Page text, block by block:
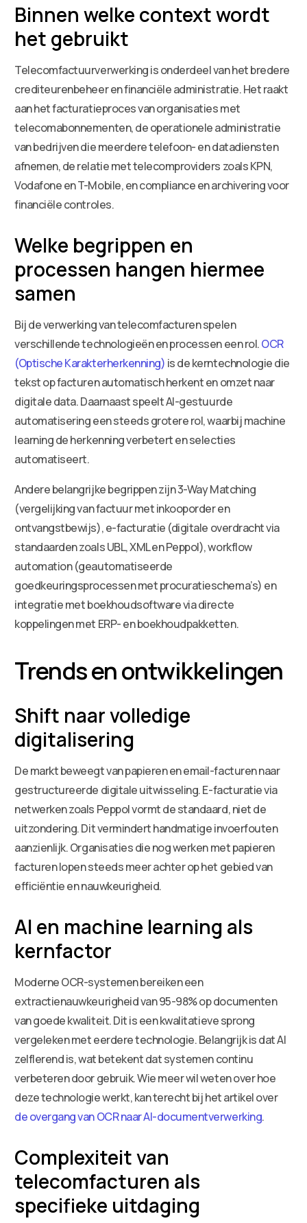
Binnen welke context wordt
het gebruikt
Telecomfactuurverwerking is onderdeel van het bredere
crediteurenbeheer en financiële administratie. Het raakt
aan het facturatieproces van organisaties met
telecomabonnementen, de operationele administratie
van bedrijven die meerdere telefoon- en datadiensten
afnemen, de relatie met telecomproviders zoals KPN,
Vodafone en T-Mobile, en compliance en archivering voor
financiële controles.
Welke begrippen en
processen hangen hiermee
samen
Bij de verwerking van telecomfacturen spelen
verschillende technologieën en processen een rol.OCR
(Optische Karakterherkenning) is de kerntechnologie die
tekst op facturen automatisch herkent en omzet naar
digitale data. Daarnaast speelt AI-gestuurde
automatisering een steeds grotere rol, waarbij machine
learning de herkenning verbetert en selecties
automatiseert.
Andere belangrijke begrippen zijn 3-Way Matching
(vergelijking van factuur met inkooporder en
ontvangstbewijs), e-facturatie (digitale overdracht via
standaarden zoals UBL, XML en Peppol), workflow
automation (geautomatiseerde
goedkeuringsprocessen met procuratieschema’s) en
integratie met boekhoudsoftware via directe
koppelingen met ERP- en boekhoudpakketten.
Trends en ontwikkelingen
Shift naar volledige
digitalisering
De markt beweegt van papieren en email-facturen naar
gestructureerde digitale uitwisseling. E-facturatie via
netwerken zoals Peppol vormt de standaard, niet de
uitzondering. Dit vermindert handmatige invoerfouten
aanzienlijk. Organisaties die nog werken met papieren
facturen lopen steeds meer achter op het gebied van
efficiëntie en nauwkeurigheid.
AI en machine learning als
kernfactor
Moderne OCR-systemen bereiken een
extractienauwkeurigheid van 95-98% op documenten
van goede kwaliteit. Dit is een kwalitatieve sprong
vergeleken met eerdere technologie. Belangrijk is dat AI
zelflerend is, wat betekent dat systemen continu
verbeteren door gebruik. Wie meer wil weten over hoe
deze technologie werkt, kan terecht bij het artikel over
de overgang van OCR naar AI-documentverwerking.
Complexiteit van
telecomfacturen als
specifieke uitdaging